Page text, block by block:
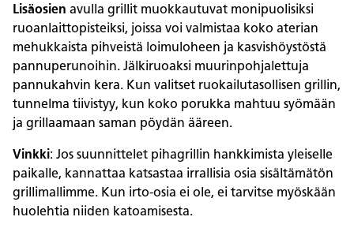
Lisäosien avulla grillit muokkautuvat monipuolisiksi
ruoanlaittopisteiksi, joissa voi valmistaa koko aterian
mehukkaista pihveistä loimuloheen ja kasvishöystöstä
pannuperunoihin. Jälkiruoaksi muurinpohjalettuja
pannukahvin kera. Kun valitset ruokailutasollisen grillin,
tunnelma tiivistyy, kun koko porukka mahtuu syömään
ja grillaamaan saman pöydän ääreen.
Vinkki: Jos suunnittelet pihagrillin hankkimista yleiselle
paikalle, kannattaa katsastaa irrallisia osia sisältämätön
grillimallimme. Kun irto-osia ei ole, ei tarvitse myöskään
huolehtia niiden katoamisesta.